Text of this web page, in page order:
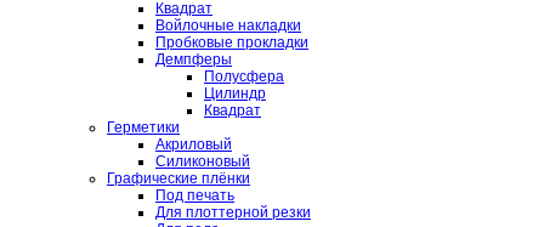
Квадрат
Войлочные накладки
Пробковые прокладки
Демпферы
Полусфера
Цилиндр
Квадрат
Герметики
Акриловый
Силиконовый
Графические плёнки
Под печать
Для плоттерной резки